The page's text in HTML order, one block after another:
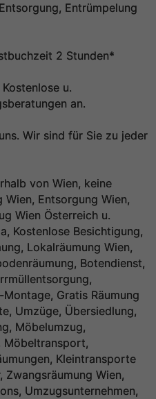
Entrümpelung
2 Stunden*
u.
an.
Wir sind für Sie zu jeder
von Wien, keine
Entsorgung Wien,
Wien Österreich u.
Kostenlose Besichtigung,
Lokalräumung Wien,
Botendienst,
Gratis Räumung
Umzüge, Übersiedlung,
Möbelumzug,
Möbeltransport,
Kleintransporte
Wien,
Umzugsunternehmen,